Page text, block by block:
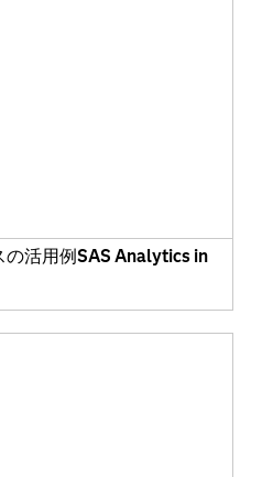
の活用例SAS Analytics in